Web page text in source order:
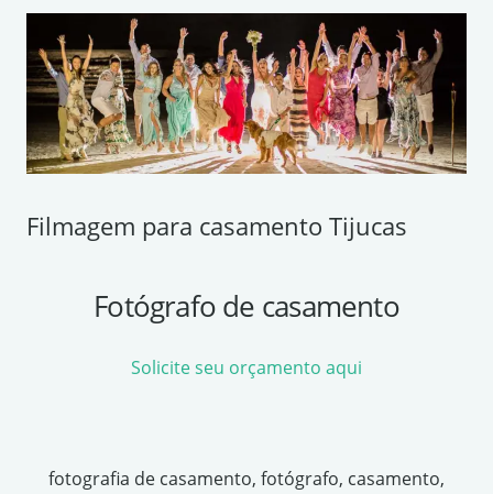
Filmagem para casamento Tijucas
Fotógrafo de casamento
Solicite seu orçamento aqui
fotografia de casamento, fotógrafo, casamento,